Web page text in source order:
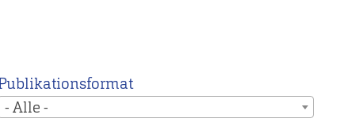
main
page
- Alle -